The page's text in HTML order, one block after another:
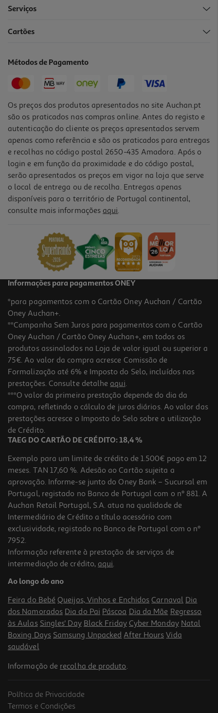
Macbook Air 13" Apple (m5/16gb/1tb Silver)
1.779,99 €
Macbook Air 13" Apple (m5/16gb/512gb Midnight)
1449.99 €/un
1.449,99 €
Macbook Air 15" Apple (m5/16gb/512gb Midnight)
1749.99 €/un
1.749,99 €
Serviços
Cartões
Métodos de Pagamento
Os preços dos produtos apresentados no site Auchan.pt
são os praticados nas compras online. Antes do registo e
autenticação do cliente os preços apresentados servem
apenas como referência e são os praticados para entregas
e recolhas no código postal 2650-435 Amadora. Após o
login e em função da proximidade e do código postal,
serão apresentados os preços em vigor na loja que serve
o local de entrega ou de recolha. Entregas apenas
disponíveis para o território de Portugal continental,
consulte mais informações aqui.
Informações para pagamentos ONEY
*para pagamentos com o Cartão Oney Auchan / Cartão
Oney Auchan+.
**Campanha Sem Juros para pagamentos com o Cartão
Oney Auchan / Cartão Oney Auchan+, em todos os
produtos assinalados na Loja de valor igual ou superior a
75€. Ao valor da compra acresce Comissão de
Formalização até 6% e Imposto do Selo, incluídos nas
prestações. Consulte detalhe aqui.
***O valor da primeira prestação depende do dia da
compra, refletindo o cálculo de juros diários. Ao valor das
prestações acresce o Imposto do Selo sobre a utilização
de Crédito.
TAEG DO CARTÃO DE CRÉDITO: 18,4 %
Exemplo para um limite de crédito de 1.500€ pago em 12
meses. TAN 17,60 %. Adesão ao Cartão sujeita a
aprovação. Informe-se junto do Oney Bank – Sucursal em
Portugal, registado no Banco de Portugal com o nº 881. A
Auchan Retail Portugal, S.A. atua na qualidade de
Intermediário de Crédito a título acessório com
exclusividade, registado no Banco de Portugal com o nº
7952.
Informação referente à prestação de serviços de
intermediação de crédito, aqui.
Ao longo do ano
Feira do Bebé Queijos, Vinhos e Enchidos Carnaval Dia
dos Namorados Dia do Pai Páscoa Dia da Mãe Regresso
às Aulas Singles' Day Black Friday Cyber Monday Natal
Boxing Days Samsung Unpacked After Hours Vida
saudável
Informação de recolha de produto.
Política de Privacidade
Termos e Condições